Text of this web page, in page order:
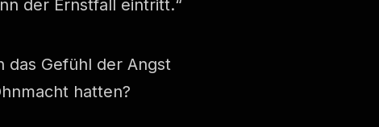
der Ernstfall eintritt.“
das Gefühl der Angst
hatten?